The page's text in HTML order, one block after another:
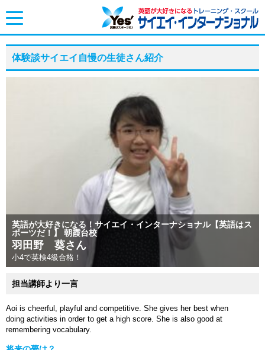
toggle
体験談サイエイ自慢の生徒さん紹介
英語が大好きになる！サイエイ・インターナショナル【英語はス
ポーツだ！】 朝霞台校
羽田野 葵さん
小4で英検4級合格！
担当講師より一言
Aoi is cheerful, playful and competitive. She gives her best when
doing activities in order to get a high score. She is also good at
remembering vocabulary.